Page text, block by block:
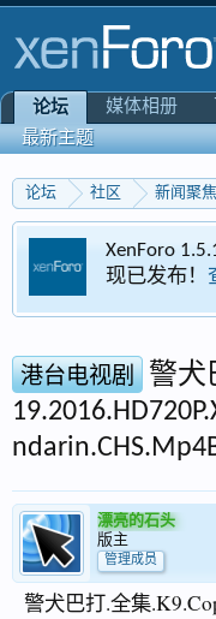
论坛 社区 新闻聚焦
XenForo
现已发布！
港台电视剧
警犬
漂亮的石头
版主
管理成员
警犬巴打.全集
论坛
最新主题
媒体相册